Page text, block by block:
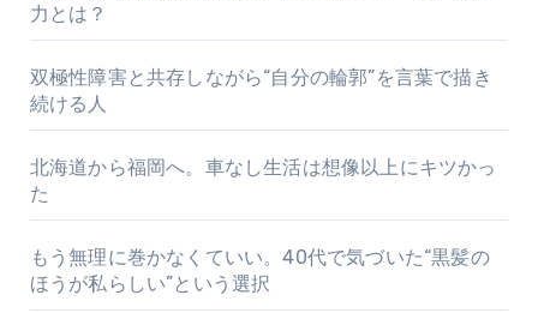
力とは？
双極性障害と共存しながら“自分の輪郭”を言葉で描き
続ける人
北海道から福岡へ。車なし生活は想像以上にキツかっ
た
もう無理に巻かなくていい。40代で気づいた“黒髪の
ほうが私らしい”という選択